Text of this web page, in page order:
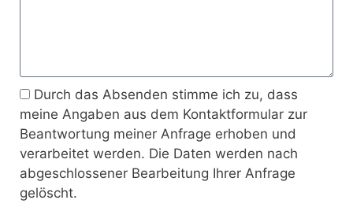
Durch das Absenden stimme ich zu, dass
meine Angaben aus dem Kontaktformular zur
Beantwortung meiner Anfrage erhoben und
verarbeitet werden. Die Daten werden nach
abgeschlossener Bearbeitung Ihrer Anfrage
gelöscht.